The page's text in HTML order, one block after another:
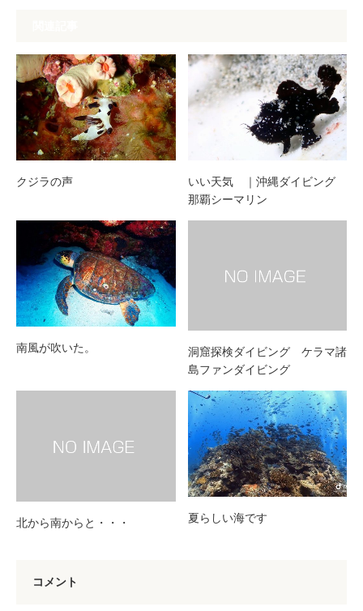
クジラの声
いい天気 ｜沖縄ダイビング
那覇シーマリン
南風が吹いた。
洞窟探検ダイビング ケラマ諸
島ファンダイビング
北から南からと・・・ 夏らしい海です
コメント